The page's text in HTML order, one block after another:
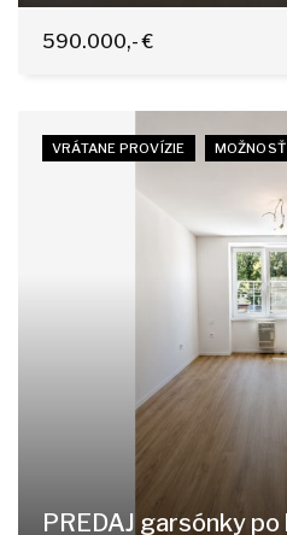
Komárnická, Bratislava -
590.000,- €
VRÁTANE PROVÍZIE MOŽNOSŤ
PREDAJ garsónky